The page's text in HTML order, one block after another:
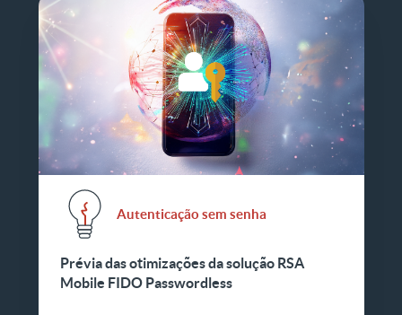
Autenticação sem senha
Prévia das otimizações da solução RSA
Mobile FIDO Passwordless